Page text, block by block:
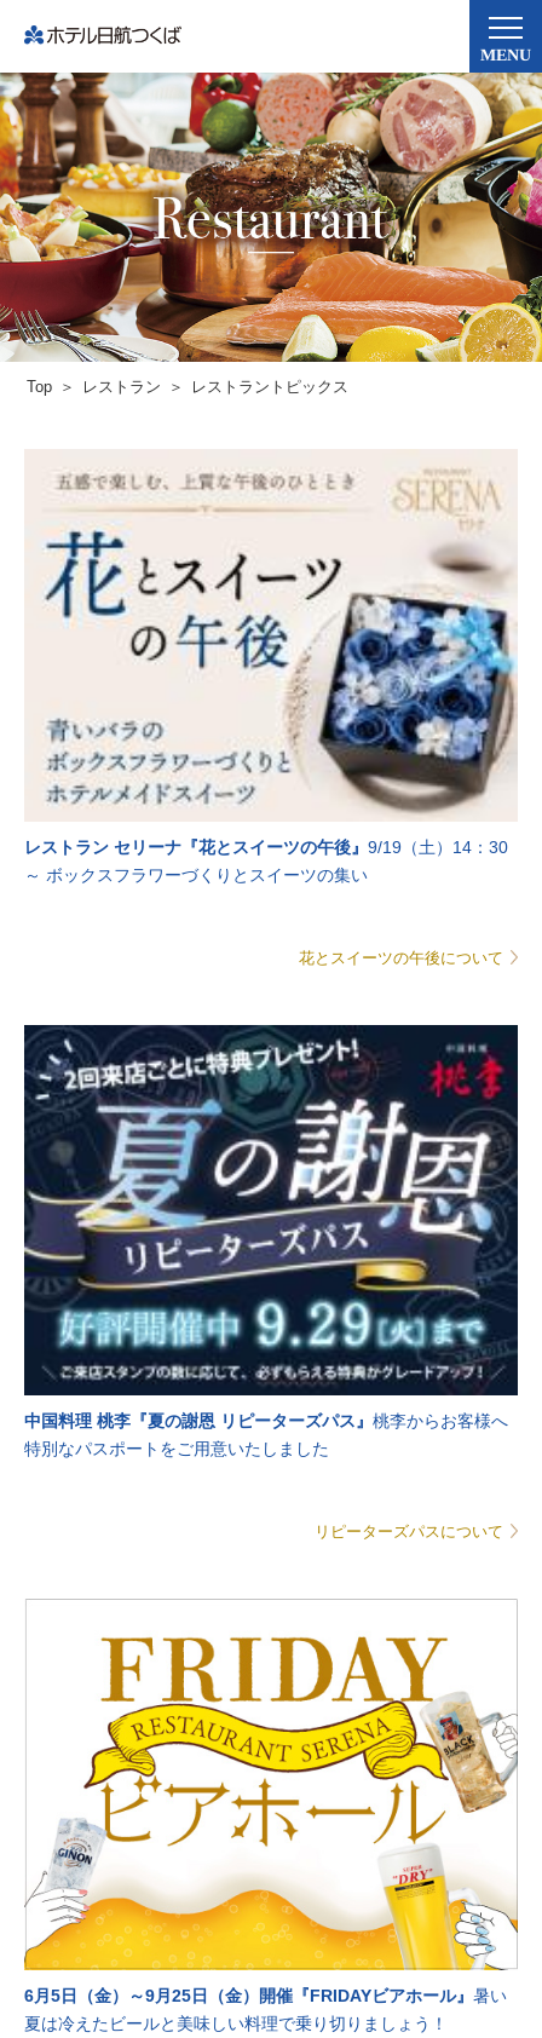
MENU
Top レストラン レストラントピックス
レストラン セリーナ『花とスイーツの午後』 9/19（土）14：30
～ ボックスフラワーづくりとスイーツの集い
花とスイーツの午後について
中国料理 桃李『夏の謝恩 リピーターズパス』 桃李からお客様へ
特別なパスポートをご用意いたしました
リピーターズパスについて
6月5日（金）～9月25日（金）開催『FRIDAYビアホール』 暑い
夏は冷えたビールと美味しい料理で乗り切りましょう！